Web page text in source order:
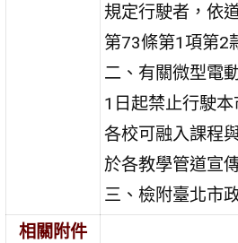
規定行駛者，依
第73條第1項第2
二、有關微型電
1日起禁止行駛
各校可融入課程
於各教學管道宣
三、檢附臺北市
相關附件